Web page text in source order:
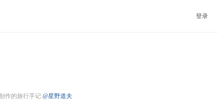
登录
作的旅行手记 @星野道夫